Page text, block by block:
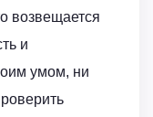
возвещается
и
умом, ни